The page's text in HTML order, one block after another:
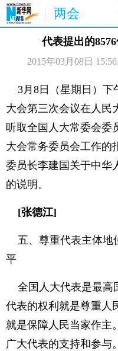
两会
首页 聚焦
视频 特稿
访谈 炫数据
代表提出的
2015年03月08日
3月8日（星期日）下
大会第三次会议在人民
听取全国人大常委会委
大会常务委员会工作的
委员长李建国关于中华
的说明。
[张德江]
五、尊重代表主体地
平
全国人大代表是最高
代表的权利就是尊重人
就是保障人民当家作主
广大代表的支持和参与。